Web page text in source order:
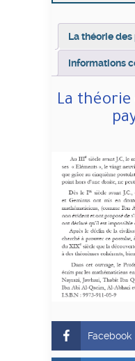
La théorie
Informations
La théorie
Facebook